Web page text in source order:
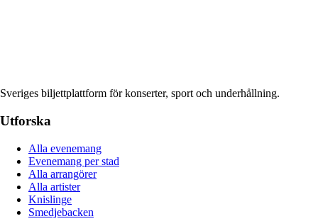
Sveriges biljettplattform för konserter, sport och underhållning.
Utforska
Alla evenemang
Evenemang per stad
Alla arrangörer
Alla artister
Knislinge
Smedjebacken